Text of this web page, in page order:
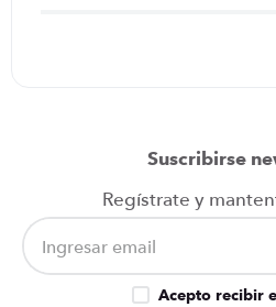
★★
Dirección de email
Suscribirse
Regístrate y
Acepto recibir